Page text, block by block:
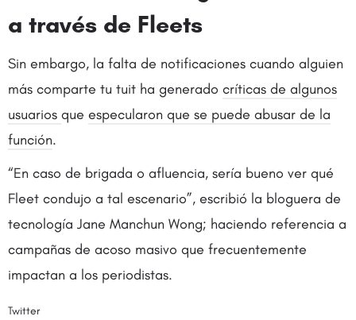
a través de Fleets
Sin embargo, la falta de notificaciones cuando alguien
más comparte tu tuit ha generado críticas de algunos
usuarios que especularon que se puede abusar de la
función.
“En caso de brigada o afluencia, sería bueno ver qué
Fleet condujo a tal escenario”, escribió la bloguera de
tecnología Jane Manchun Wong; haciendo referencia a
campañas de acoso masivo que frecuentemente
impactan a los periodistas.
Twitter